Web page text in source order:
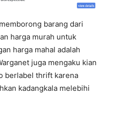
memborong barang dari
harga murah untuk
harga mahal adalah
juga mengaku kian
berlabel thrift karena
kadangkala melebihi